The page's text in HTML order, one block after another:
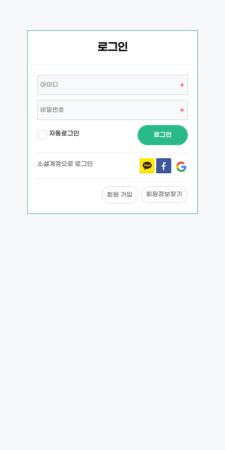
로그인
자동로그인 로그인
소셜계정으로 로그인
회원 가입 회원정보찾기